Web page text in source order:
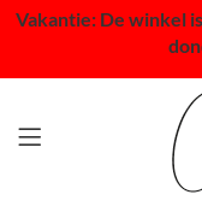
Vakantie: De winkel